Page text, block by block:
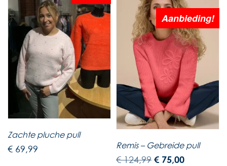
Zachte pluche pull
€ 69,99
Aanbieding!
Remis – Gebreide pull
€124,99 € 75,00